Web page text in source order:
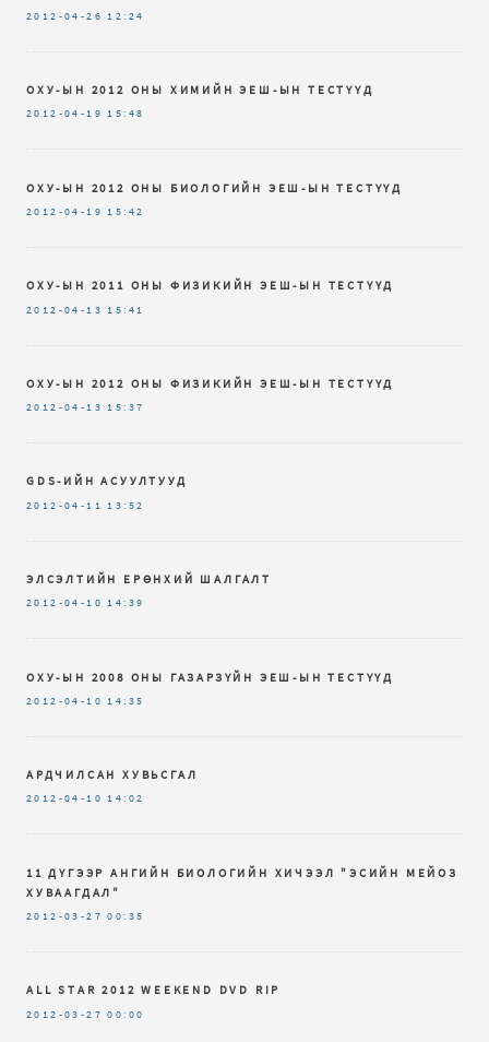
2012-04-26 12:24
ОХУ-ЫН 2012 ОНЫ ХИМИЙН ЭЕШ-ЫН ТЕСТҮҮД
2012-04-19 15:48
ОХУ-ЫН 2012 ОНЫ БИОЛОГИЙН ЭЕШ-ЫН ТЕСТҮҮД
2012-04-19 15:42
ОХУ-ЫН 2011 ОНЫ ФИЗИКИЙН ЭЕШ-ЫН ТЕСТҮҮД
2012-04-13 15:41
ОХУ-ЫН 2012 ОНЫ ФИЗИКИЙН ЭЕШ-ЫН ТЕСТҮҮД
2012-04-13 15:37
GDS-ИЙН АСУУЛТУУД
2012-04-11 13:52
ЭЛСЭЛТИЙН ЕРӨНХИЙ ШАЛГАЛТ
2012-04-10 14:39
ОХУ-ЫН 2008 ОНЫ ГАЗАРЗҮЙН ЭЕШ-ЫН ТЕСТҮҮД
2012-04-10 14:35
АРДЧИЛСАН ХУВЬСГАЛ
2012-04-10 14:02
11 ДҮГЭЭР АНГИЙН БИОЛОГИЙН ХИЧЭЭЛ "ЭСИЙН МЕЙОЗ
ХУВААГДАЛ"
2012-03-27 00:35
ALL STAR 2012 WEEKEND DVD RIP
2012-03-27 00:00